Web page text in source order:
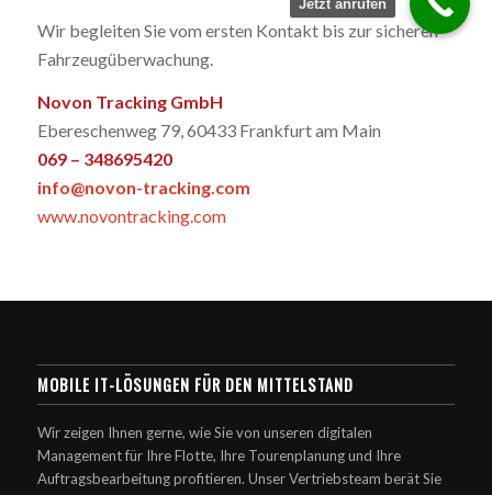
Wir begleiten Sie vom ersten Kontakt bis zur sicheren
Fahrzeugüberwachung.
Novon Tracking GmbH
Ebereschenweg 79, 60433 Frankfurt am Main
069 – 348695420
info@novon-tracking.com
www.novontracking.com
MOBILE IT-LÖSUNGEN FÜR DEN MITTELSTAND
Wir zeigen Ihnen gerne, wie Sie von unseren digitalen
Management für Ihre Flotte, Ihre Tourenplanung und Ihre
Auftragsbearbeitung profitieren. Unser Vertriebsteam berät Sie
Jetzt anrufen